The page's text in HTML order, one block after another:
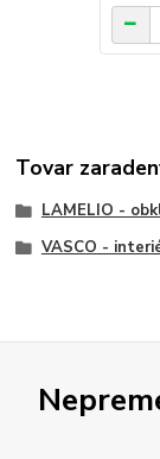
Tovar
LAMELIO -
VASCO -